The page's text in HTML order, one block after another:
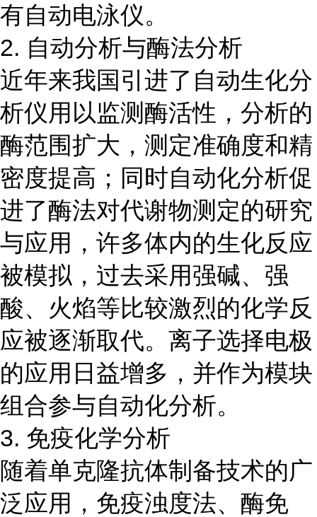
有自动电泳仪。
2. 自动分析与酶法分析
近年来我国引进了自动生化分
析仪用以监测酶活性，分析的
酶范围扩大，测定准确度和精
密度提高；同时自动化分析促
进了酶法对代谢物测定的研究
与应用，许多体内的生化反应
被模拟，过去采用强碱、强
酸、火焰等比较激烈的化学反
应被逐渐取代。离子选择电极
的应用日益增多，并作为模块
组合参与自动化分析。
3. 免疫化学分析
随着单克隆抗体制备技术的广
泛应用，免疫浊度法、酶免